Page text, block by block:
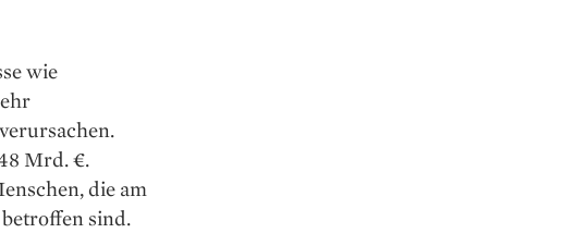
wie
Mrd. €.
die am
sind.